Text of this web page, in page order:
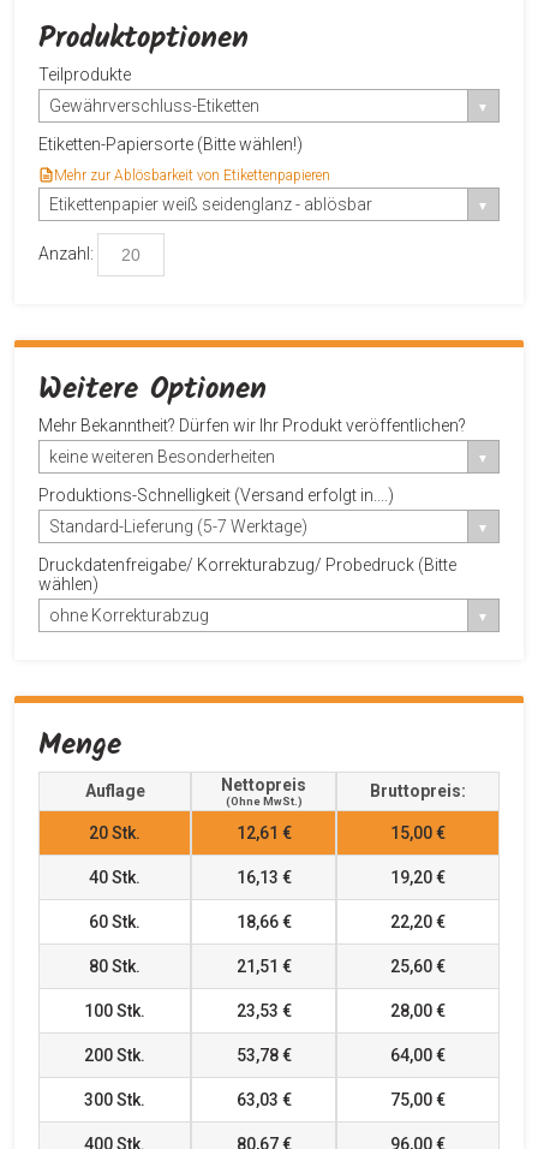
Produktoptionen
Teilprodukte
Gewährverschluss-Etiketten
Etiketten-Papiersorte (Bitte wählen!)
Mehr zur Ablösbarkeit von Etikettenpapieren
Etikettenpapier weiß seidenglanz - ablösbar
Anzahl:
Weitere Optionen
Mehr Bekanntheit? Dürfen wir Ihr Produkt veröffentlichen?
keine weiteren Besonderheiten
Produktions-Schnelligkeit (Versand erfolgt in....)
Standard-Lieferung (5-7 Werktage)
Druckdatenfreigabe/ Korrekturabzug/ Probedruck (Bitte
wählen)
ohne Korrekturabzug
Menge
Auflage Nettopreis
(ohne MwSt.)
Bruttopreis:
20Stk. 12,61 € 15,00 €
40Stk. 16,13 € 19,20 €
60Stk. 18,66 € 22,20 €
80Stk. 21,51 € 25,60 €
100Stk. 23,53 € 28,00 €
200Stk. 53,78 € 64,00 €
300Stk. 63,03 € 75,00 €
400Stk. 80,67 € 96,00 €